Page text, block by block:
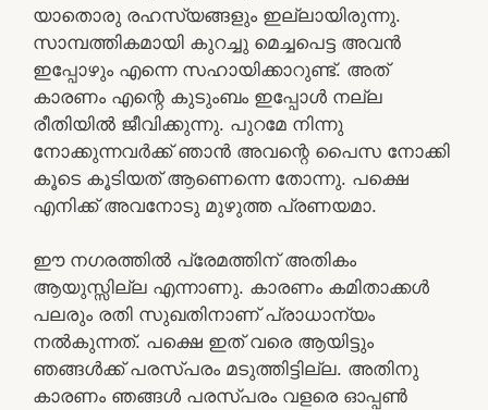
യാതൊരു രഹസ്യങ്ങളും ഇല്ലായിരുന്നു.
സാമ്പത്തികമായി കുറച്ചു മെച്ചപെട്ട അവന്‍
ഇപ്പോഴും എന്നെ സഹായിക്കാറുണ്ട്. അത്
കാരണം എന്റെ കുടുംബം ഇപ്പോള്‍ നല്ല
രീതിയില്‍ ജീവിക്കുന്നു. പുറമേ നിന്നു
നോക്കുന്നവര്‍ക്ക് ഞാന്‍ അവന്റെ പൈസ നോക്കി
കൂടെ കൂടിയത് ആണെന്നെ തോന്നു. പക്ഷെ
എനിക്ക് അവനോടു മുഴുത്ത പ്രണയമാ.
ഈ നഗരത്തില്‍ പ്രേമത്തിന് അതികം
ആയുസ്സില്ല എന്നാണു. കാരണം കമിതാക്കള്‍
പലരും രതി സുഖതിനാണ് പ്രാധാന്യം
നല്‍കുന്നത്. പക്ഷെ ഇത് വരെ ആയിട്ടും
ഞങ്ങള്‍ക്ക് പരസ്പരം മടുത്തിട്ടില്ല. അതിനു
കാരണം ഞങ്ങള്‍ പരസ്പരം വളരെ ഓപ്പണ്‍